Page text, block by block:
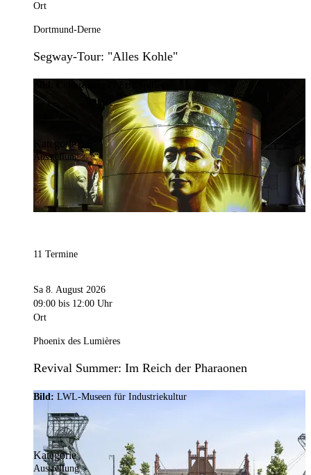
Ort
Dortmund-Derne
Segway-Tour: "Alles Kohle"
Culturespaces / Eric Spiller
Kategorie
Ausstellung
11 Termine
Sa 8. August 2026
09:00 bis 12:00 Uhr
Ort
Phoenix des Lumières
Revival Summer: Im Reich der Pharaonen
Bild: LWL-Museen für Industriekultur
Kategorie
Ausstellung